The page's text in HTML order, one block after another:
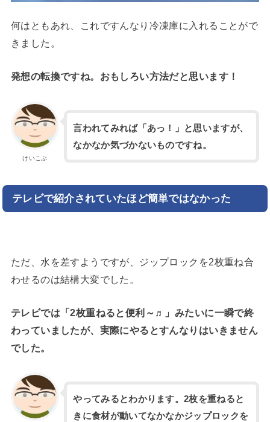
何はともあれ、これですんなり冷凍庫に入れることがで
きました。
発想の転換ですね。おもしろい方法だと思います！
けいこぶ
言われてみれば「あっ！」と思いますが、
なかなか気づかないものですね。
テレビで紹介されていたほど簡単ではなかった
ただ、水を差すようですが、ジップロックを2枚重ね合
わせるのは結構大変でした。
テレビでは「2枚重ねると便利～♬」みたいに一瞬で終
わっていましたが、実際にやるとすんなりはいきません
でした。
やってみるとわかります。2枚を重ねると
きに食材が動いてなかなかジップロックを